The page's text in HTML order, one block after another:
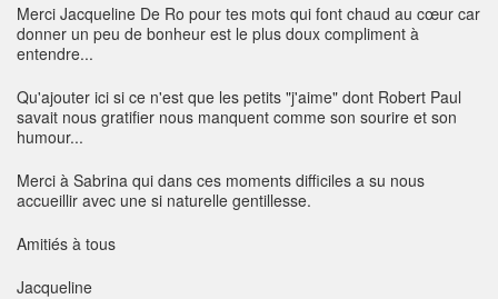
Merci Jacqueline De Ro pour tes mots qui font chaud au cœur car
donner un peu de bonheur est le plus doux compliment à
entendre...
Qu'ajouter ici si ce n'est que les petits "j'aime" dont Robert Paul
savait nous gratifier nous manquent comme son sourire et son
humour...
Merci à Sabrina qui dans ces moments difficiles a su nous
accueillir avec une si naturelle gentillesse.
Amitiés à tous
Jacqueline